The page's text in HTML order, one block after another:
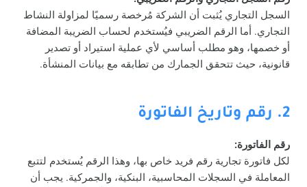
السجل التجاري يُثبت أن الشركة مُرخصة رسميًا لمزاولة النشاط
التجاري. أما الرقم الضريبي فيُستخدم لحساب الضريبة المضافة
أو خصمها، وهو مطلب أساسي لأي عملية استيراد أو تصدير
قانونية، حيث تتحقق الجمارك من تطابقه مع بيانات المنشأة.
2. رقم وتاريخ الفاتورة
رقم الفاتورة:
لكل فاتورة تجارية رقم فريد خاص بها، وهذا الرقم يُستخدم لتتبع
المعاملة في السجلات المحاسبية، البنكية، والجمركية. يجب أن